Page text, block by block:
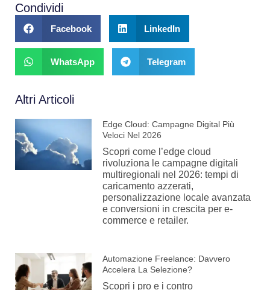
Condividi
Facebook LinkedIn
WhatsApp Telegram
Altri Articoli
Edge Cloud: Campagne Digital Più
Veloci Nel 2026
Scopri come l’edge cloud
rivoluziona le campagne digitali
multiregionali nel 2026: tempi di
caricamento azzerati,
personalizzazione locale avanzata
e conversioni in crescita per e-
commerce e retailer.
Automazione Freelance: Davvero
Accelera La Selezione?
Scopri i pro e i contro